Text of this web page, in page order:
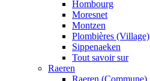
Hombourg
Moresnet
Montzen
Plombières (Village)
Sippenaeken
Tout savoir sur
Raeren